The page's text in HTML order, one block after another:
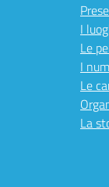
I
Le
I
Le
La